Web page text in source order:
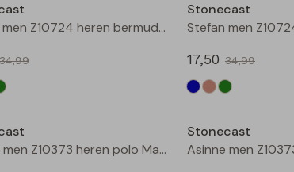
Stefan men Z10724 heren bermuda Greyblue
34,99
Stonecast
17,50 34,99
Asinne men Z10373 heren polo Marine
Stonecast